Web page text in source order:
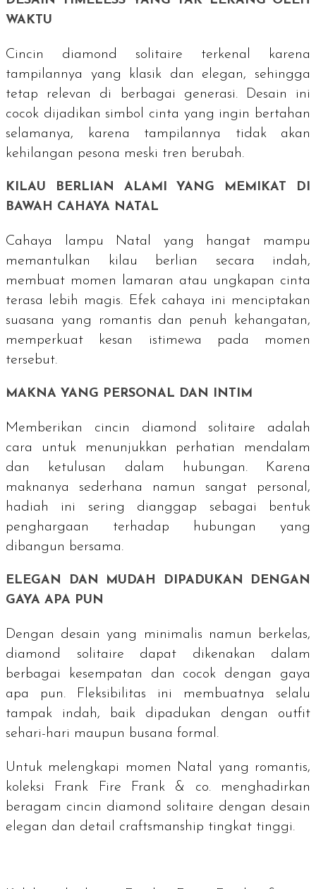
WAKTU
Cincin diamond solitaire terkenal karena
tampilannya yang klasik dan elegan, sehingga
tetap relevan di berbagai generasi. Desain ini
cocok dijadikan simbol cinta yang ingin bertahan
selamanya, karena tampilannya tidak akan
kehilangan pesona meski tren berubah.
KILAU BERLIAN ALAMI YANG MEMIKAT DI
BAWAH CAHAYA NATAL
Cahaya lampu Natal yang hangat mampu
memantulkan kilau berlian secara indah,
membuat momen lamaran atau ungkapan cinta
terasa lebih magis. Efek cahaya ini menciptakan
suasana yang romantis dan penuh kehangatan,
memperkuat kesan istimewa pada momen
tersebut.
MAKNA YANG PERSONAL DAN INTIM
Memberikan cincin diamond solitaire adalah
cara untuk menunjukkan perhatian mendalam
dan ketulusan dalam hubungan. Karena
maknanya sederhana namun sangat personal,
hadiah ini sering dianggap sebagai bentuk
penghargaan terhadap hubungan yang
dibangun bersama.
ELEGAN DAN MUDAH DIPADUKAN DENGAN
GAYA APA PUN
Dengan desain yang minimalis namun berkelas,
diamond solitaire dapat dikenakan dalam
berbagai kesempatan dan cocok dengan gaya
apa pun. Fleksibilitas ini membuatnya selalu
tampak indah, baik dipadukan dengan outfit
sehari-hari maupun busana formal.
Untuk melengkapi momen Natal yang romantis,
koleksi Frank Fire Frank & co. menghadirkan
beragam cincin diamond solitaire dengan desain
elegan dan detail craftsmanship tingkat tinggi.